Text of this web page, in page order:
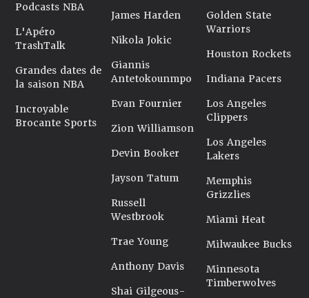
Podcasts NBA
L'Apéro
TrashTalk
Grandes dates de
la saison NBA
Incroyable
Brocante Sports
James Harden
Nikola Jokic
Giannis
Antetokounmpo
Evan Fournier
Zion Williamson
Devin Booker
Jayson Tatum
Russell
Westbrook
Trae Young
Anthony Davis
Shai Gilgeous-
Golden State
Warriors
Houston Rockets
Indiana Pacers
Los Angeles
Clippers
Los Angeles
Lakers
Memphis
Grizzlies
Miami Heat
Milwaukee Bucks
Minnesota
Timberwolves